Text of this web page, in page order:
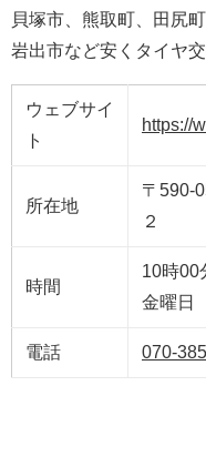
貝塚市、熊取町、田尻
岩出市など安くタイヤ
ウェブサイ
ト
https://
所在地
〒590-
２
時間
10時00
金曜日
電話 070-